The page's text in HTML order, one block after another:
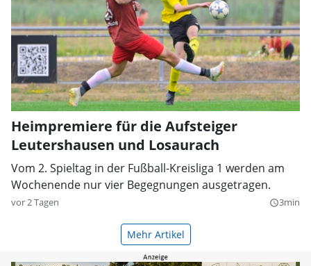
Heimpremiere für die Aufsteiger
Leutershausen und Losaurach
Vom 2. Spieltag in der Fußball-Kreisliga 1 werden am
Wochenende nur vier Begegnungen ausgetragen.
vor 2 Tagen query_builder3min
Mehr Artikel